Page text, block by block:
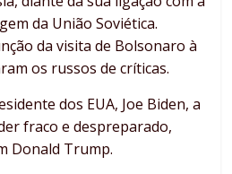
da União Soviética.
da visita de Bolsonaro à
os russos de críticas.
dos EUA, Joe Biden, a
fraco e despreparado,
Donald Trump.